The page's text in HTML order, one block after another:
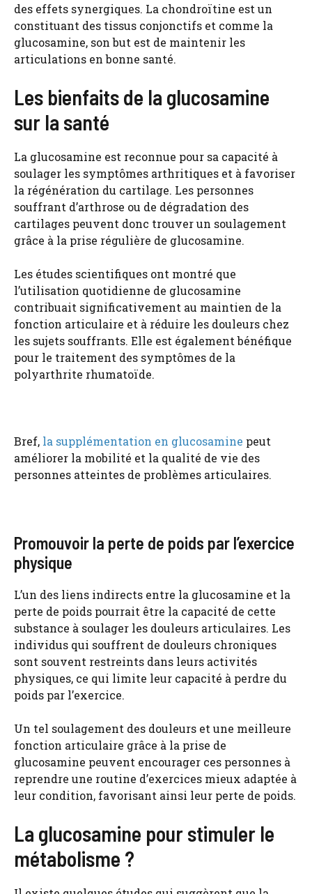
des effets synergiques. La chondroïtine est un
constituant des tissus conjonctifs et comme la
glucosamine, son but est de maintenir les
articulations en bonne santé.
Les bienfaits de la glucosamine
sur la santé
La glucosamine est reconnue pour sa capacité à
soulager les symptômes arthritiques et à favoriser
la régénération du cartilage. Les personnes
souffrant d’arthrose ou de dégradation des
cartilages peuvent donc trouver un soulagement
grâce à la prise régulière de glucosamine.
Les études scientifiques ont montré que
l’utilisation quotidienne de glucosamine
contribuait significativement au maintien de la
fonction articulaire et à réduire les douleurs chez
les sujets souffrants. Elle est également bénéfique
pour le traitement des symptômes de la
polyarthrite rhumatoïde.
Bref, la supplémentation en glucosamine peut
améliorer la mobilité et la qualité de vie des
personnes atteintes de problèmes articulaires.
Promouvoir la perte de poids par l’exercice
physique
L’un des liens indirects entre la glucosamine et la
perte de poids pourrait être la capacité de cette
substance à soulager les douleurs articulaires. Les
individus qui souffrent de douleurs chroniques
sont souvent restreints dans leurs activités
physiques, ce qui limite leur capacité à perdre du
poids par l’exercice.
Un tel soulagement des douleurs et une meilleure
fonction articulaire grâce à la prise de
glucosamine peuvent encourager ces personnes à
reprendre une routine d’exercices mieux adaptée à
leur condition, favorisant ainsi leur perte de poids.
La glucosamine pour stimuler le
métabolisme ?